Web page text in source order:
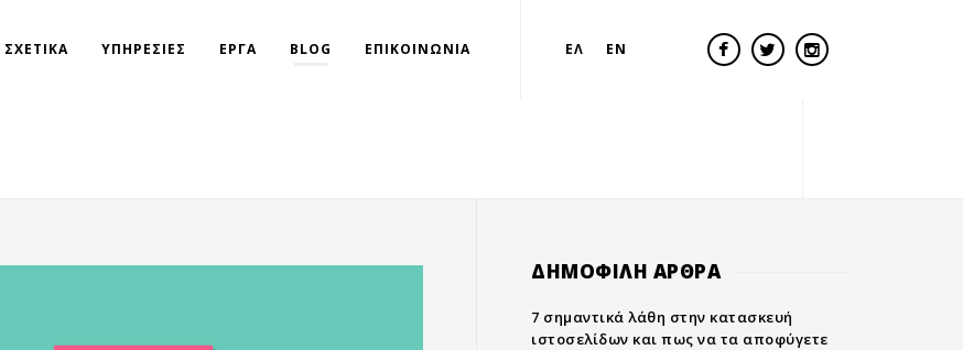
ΣΧΕΤΙΚΑ ΥΠΗΡΕΣΙΕΣ ΕΡΓΑ BLOG ΕΠΙΚΟΙΝΩΝΙΑ ΕΛ EN
ΔΗΜΟΦΙΛΗ ΑΡΘΡΑ
7 σημαντικά λάθη στην κατασκευή
ιστοσελίδων και πως να τα αποφύγετε